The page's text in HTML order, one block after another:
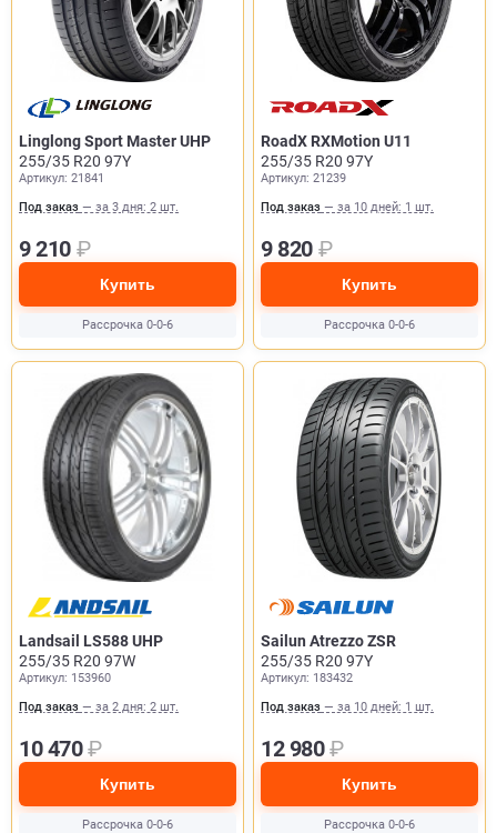
Linglong Sport Master UHP
255/35 R20 97Y
Артикул: 21841
Под заказ — за 3 дня: 2 шт.
9 210 ₽
Купить
Рассрочка 0-0-6
RoadX RXMotion U11
255/35 R20 97Y
Артикул: 21239
Под заказ — за 10 дней: 1 шт.
9 820 ₽
Купить
Рассрочка 0-0-6
Landsail LS588 UHP
255/35 R20 97W
Артикул: 153960
Под заказ — за 2 дня: 2 шт.
10 470₽
Купить
Рассрочка 0-0-6
Sailun Atrezzo ZSR
255/35 R20 97Y
Артикул: 183432
Под заказ — за 10 дней: 1 шт.
12 980₽
Купить
Рассрочка 0-0-6